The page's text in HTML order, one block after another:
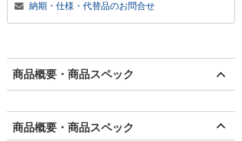
納期・仕様・代替品のお問合せ
商品概要・商品スペック
商品概要・商品スペック